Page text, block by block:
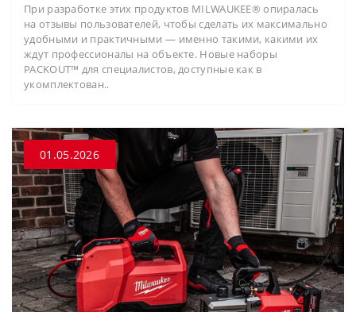
При разработке этих продуктов MILWAUKEE® опиралась
на отзывы пользователей, чтобы сделать их максимально
удобными и практичными — именно такими, какими их
ждут профессионалы на объекте. Новые наборы
PACKOUT™ для специалистов, доступные как в
укомплектован..
01.05.2026